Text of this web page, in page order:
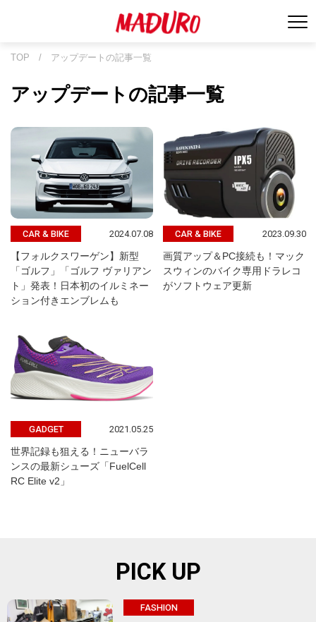
TOP / アップデートの記事一覧
アップデートの記事一覧
CAR & BIKE 2024.07.08
【フォルクスワーゲン】新型
「ゴルフ」「ゴルフ ヴァリアン
ト」発表！日本初のイルミネー
ション付きエンブレムも
CAR & BIKE 2023.09.30
画質アップ＆PC接続も！マック
スウィンのバイク専用ドラレコ
がソフトウェア更新
GADGET 2021.05.25
世界記録も狙える！ニューバラ
ンスの最新シューズ「FuelCell
RC Elite v2」
PICK UP
FASHION